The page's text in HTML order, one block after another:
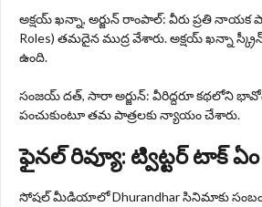
అక్షయ్ ఖన్నా, అర్జున్ రాంపాల్: వీరు ప్రతి నాయక
Roles) తమదైన ముద్ర వేశారు. అక్షయ్ ఖన్నా
ఉంది.
సంజయ్ దత్, సారా అర్జున్: వీరిద్దరూ కథలోని
పంచుకుంటూ తమ పాత్రలకు న్యాయం చేశారు.
ఫైనల్ రివ్యూ: ట్విట్టర్ టాక్
సోషల్ మీడియాలో Dhurandhar సినిమాకు